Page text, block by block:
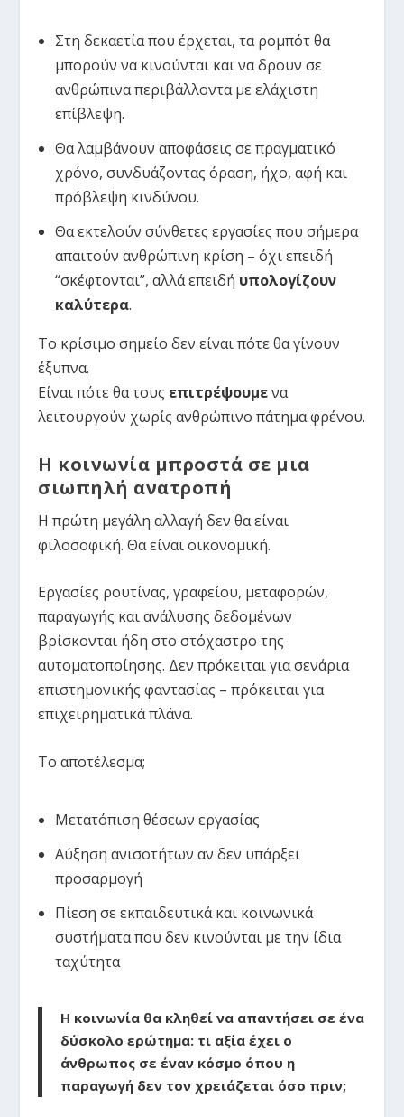
Στη δεκαετία που έρχεται, τα ρομπότ θα
μπορούν να κινούνται και να δρουν σε
ανθρώπινα περιβάλλοντα με ελάχιστη
επίβλεψη.
Θα λαμβάνουν αποφάσεις σε πραγματικό
χρόνο, συνδυάζοντας όραση, ήχο, αφή και
πρόβλεψη κινδύνου.
Θα εκτελούν σύνθετες εργασίες που σήμερα
απαιτούν ανθρώπινη κρίση – όχι επειδή
“σκέφτονται”, αλλά επειδή υπολογίζουν
καλύτερα.
Το κρίσιμο σημείο δεν είναι πότε θα γίνουν
έξυπνα.
Είναι πότε θα τους επιτρέψουμενα
λειτουργούν χωρίς ανθρώπινο πάτημα φρένου.
Η κοινωνία μπροστά σε μια
σιωπηλή ανατροπή
Η πρώτη μεγάλη αλλαγή δεν θα είναι
φιλοσοφική. Θα είναι οικονομική.
Εργασίες ρουτίνας, γραφείου, μεταφορών,
παραγωγής και ανάλυσης δεδομένων
βρίσκονται ήδη στο στόχαστρο της
αυτοματοποίησης. Δεν πρόκειται για σενάρια
επιστημονικής φαντασίας – πρόκειται για
επιχειρηματικά πλάνα.
Το αποτέλεσμα;
Μετατόπιση θέσεων εργασίας
Αύξηση ανισοτήτων αν δεν υπάρξει
προσαρμογή
Πίεση σε εκπαιδευτικά και κοινωνικά
συστήματα που δεν κινούνται με την ίδια
ταχύτητα
Η κοινωνία θα κληθεί να απαντήσει σε ένα
δύσκολο ερώτημα: τι αξία έχει ο
άνθρωπος σε έναν κόσμο όπου η
παραγωγή δεν τον χρειάζεται όσο πριν;